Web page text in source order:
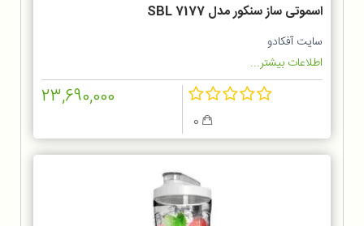
اسموتی ساز سنکور مدل SBL 7177
سایت آفکادو
اطلاعات بیشتر...
23,690,000